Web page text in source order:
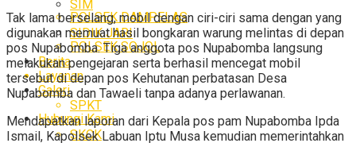
SIM
SIDIK JARI
Berita
Galeri
Hubungi Kami
POLSEK DAMPELAS
POLSEK SOJOL
Layanan
SPKT
SKCK
Tak lama berselang, mobil dengan ciri-ciri sama dengan yang
digunakan memuat hasil bongkaran warung melintas di depan
pos Nupabomba. Tiga anggota pos Nupabomba langsung
melakukan pengejaran serta berhasil mencegat mobil
tersebut di depan pos Kehutanan perbatasan Desa
Nupabomba dan Tawaeli tanpa adanya perlawanan.
Mendapatkan laporan dari Kepala pos pam Nupabomba Ipda
Ismail, Kapolsek Labuan Iptu Musa kemudian memerintahkan